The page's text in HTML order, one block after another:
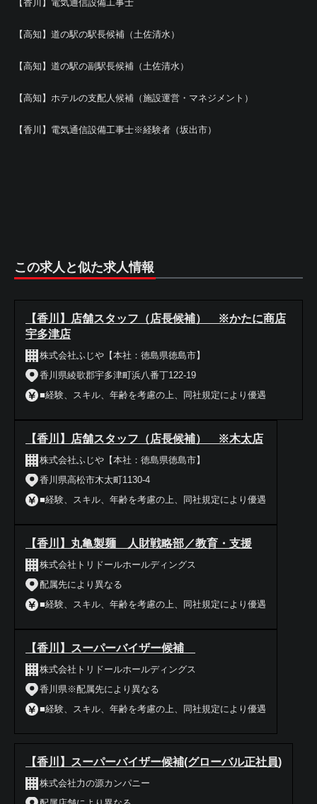
【香川】電気通信設備工事士
【高知】道の駅の駅長候補（土佐清水）
【高知】道の駅の副駅長候補（土佐清水）
【高知】ホテルの支配人候補（施設運営・マネジメント）
【香川】電気通信設備工事士※経験者（坂出市）
この求人と似た求人情報
【香川】店舗スタッフ（店長候補） ※かたに商店
宇多津店
株式会社ふじや【本社：徳島県徳島市】
香川県綾歌郡宇多津町浜八番丁122-19
■経験、スキル、年齢を考慮の上、同社規定により優遇
【香川】店舗スタッフ（店長候補） ※木太店
株式会社ふじや【本社：徳島県徳島市】
香川県高松市木太町1130-4
■経験、スキル、年齢を考慮の上、同社規定により優遇
【香川】丸亀製麺 人財戦略部／教育・支援
株式会社トリドールホールディングス
配属先により異なる
■経験、スキル、年齢を考慮の上、同社規定により優遇
【香川】スーパーバイザー候補
株式会社トリドールホールディングス
香川県※配属先により異なる
■経験、スキル、年齢を考慮の上、同社規定により優遇
【香川】スーパーバイザー候補(グローバル正社員)
株式会社力の源カンパニー